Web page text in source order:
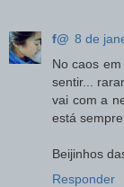
f@ 8 de
No caos
sentir...
vai com a
está sempre
Beijinhos
Responder